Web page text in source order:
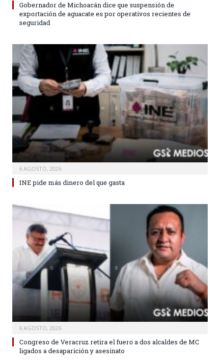
Gobernador de Michoacán dice que suspensión de
exportación de aguacate es por operativos recientes de
seguridad
6 AGOSTO, 2026
INE pide más dinero del que gasta
6 AGOSTO, 2026
Congreso de Veracruz retira el fuero a dos alcaldes de MC
ligados a desaparición y asesinato